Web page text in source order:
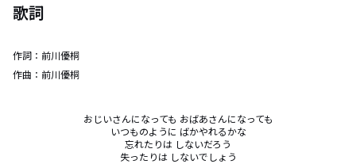
歌詞
作詞： 前川優桐
作曲： 前川優桐
おじいさんになっても おばあさんになっても
いつものように ばかやれるかな
忘れたりは しないだろう
失ったりは しないでしょう